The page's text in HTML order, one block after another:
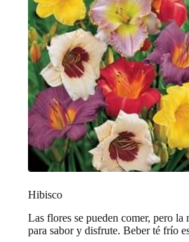
Hibisco
Las flores se pueden comer, pero
para sabor y disfrute. Beber té frío